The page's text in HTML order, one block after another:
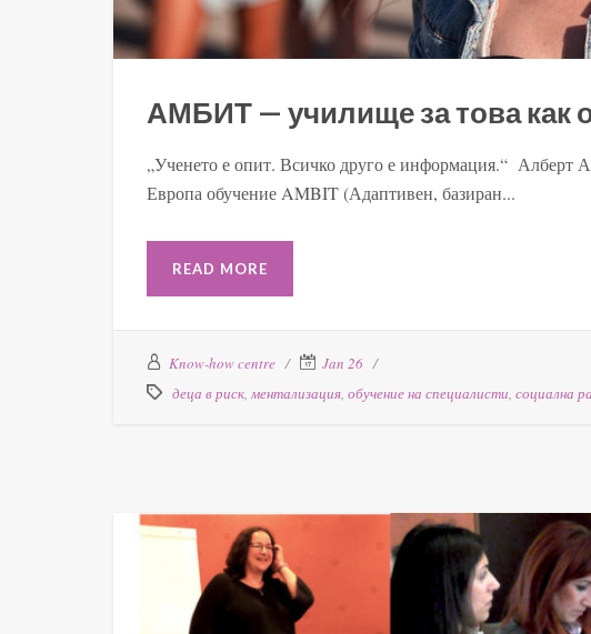
АМБИТ — училище за това как
„Ученето е опит. Всичко друго е информация.“ Алберт
Европа обучение AMBIT (Адаптивен, базиран...
READ MORE
Know-how centre
Jan 26
деца в риск,ментализация, обучение на специалисти, социална